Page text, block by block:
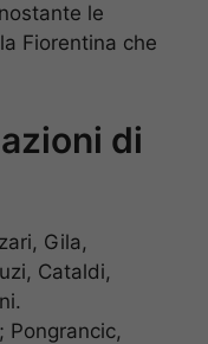
le
Fiorentina che
di
Gila,
Cataldi,
Pongrancic,